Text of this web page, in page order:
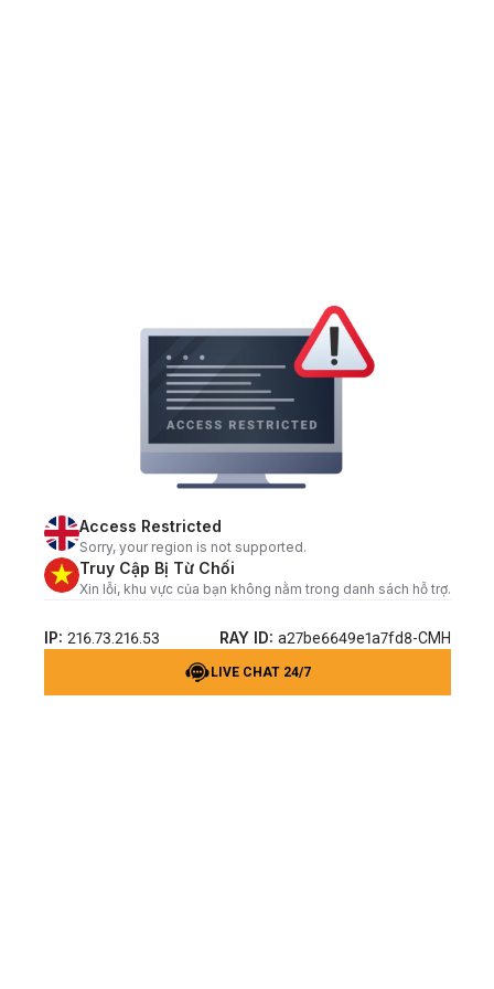
Access Restricted
Sorry, your region is not supported.
Truy Cập Bị Từ Chối
Xin lỗi, khu vực của bạn không nằm trong danh sách hỗ trợ.
IP: 216.73.216.53 RAY ID: a27be6649e1a7fd8-CMH
LIVE CHAT 24/7